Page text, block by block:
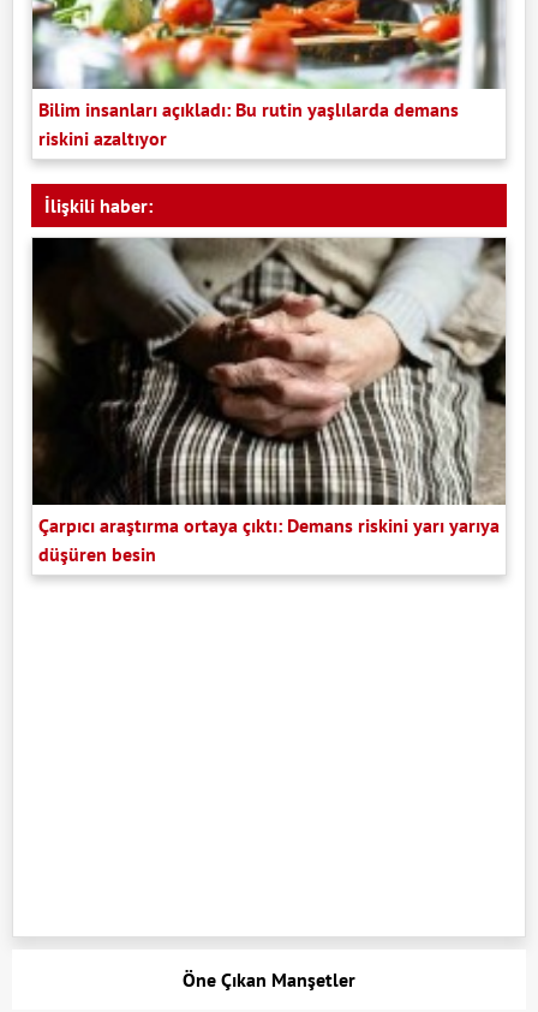
Bilim insanları açıkladı: Bu rutin yaşlılarda demans
riskini azaltıyor
İlişkili haber:
Çarpıcı araştırma ortaya çıktı: Demans riskini yarı yarıya
düşüren besin
Öne Çıkan Manşetler